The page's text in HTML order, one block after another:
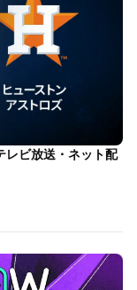
レビ放送・ネット配